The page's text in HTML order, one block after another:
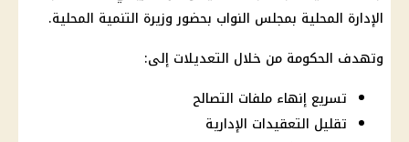
الإدارة المحلية بمجلس النواب بحضور وزيرة التنمية المحلية.
وتهدف الحكومة من خلال التعديلات إلى:
تسريع إنهاء ملفات التصالح
تقليل التعقيدات الإدارية